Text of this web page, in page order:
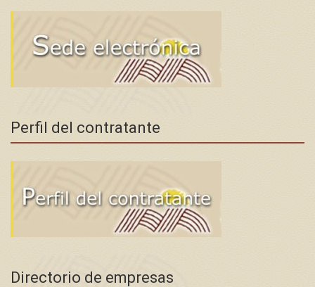
Perfil del contratante
Directorio de empresas